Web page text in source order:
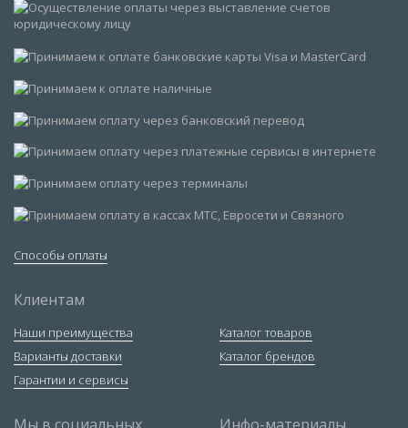
Способы оплаты
Клиентам
Наши преимущества
Варианты доставки
Гарантии и сервисы
Каталог товаров
Каталог брендов